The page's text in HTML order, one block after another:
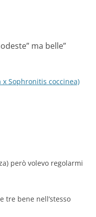
ma belle”
Sophronitis coccinea)
però volevo regolarmi
tre bene nell’stesso